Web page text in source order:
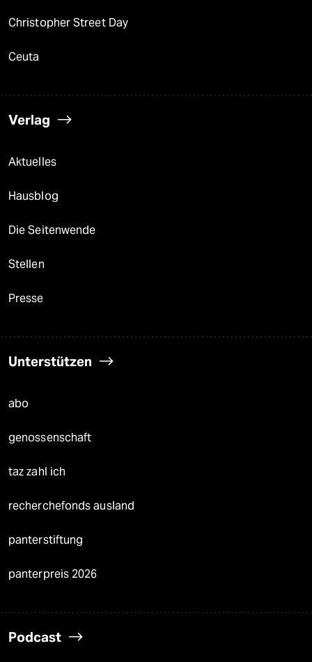
Christopher Street Day
Ceuta
Verlag
Aktuelles
Hausblog
Die Seitenwende
Stellen
Presse
Unterstützen
abo
genossenschaft
taz zahl ich
recherchefonds ausland
panterstiftung
panterpreis 2026
Podcast